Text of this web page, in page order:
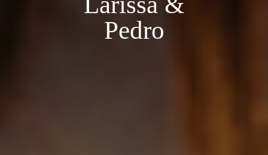
Pedro